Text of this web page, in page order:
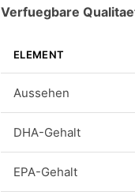
Verfuegbare
ELEMENT
Aussehen
DHA-Gehalt
EPA-Gehalt